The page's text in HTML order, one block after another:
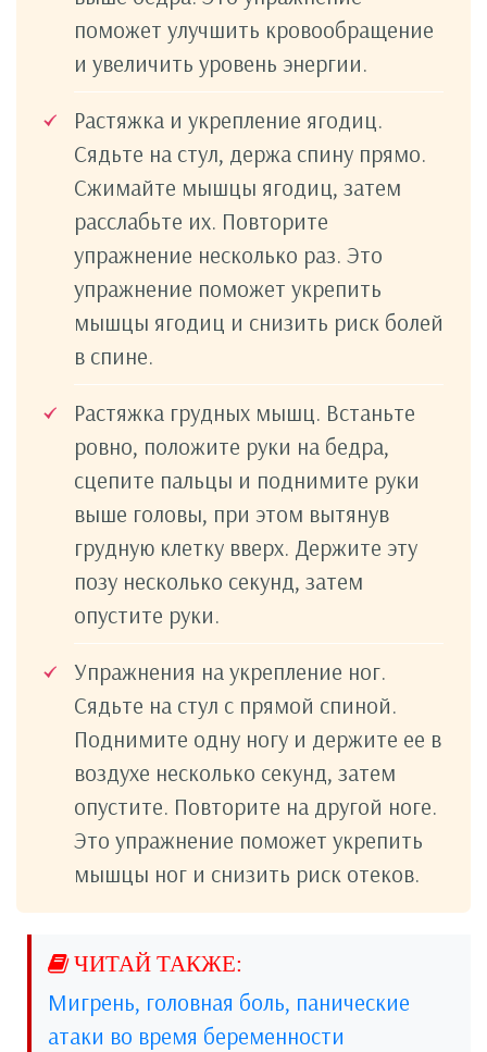
поможет улучшить кровообращение
и увеличить уровень энергии.
Растяжка и укрепление ягодиц.
Сядьте на стул, держа спину прямо.
Сжимайте мышцы ягодиц, затем
расслабьте их. Повторите
упражнение несколько раз. Это
упражнение поможет укрепить
мышцы ягодиц и снизить риск болей
в спине.
Растяжка грудных мышц. Встаньте
ровно, положите руки на бедра,
сцепите пальцы и поднимите руки
выше головы, при этом вытянув
грудную клетку вверх. Держите эту
позу несколько секунд, затем
опустите руки.
Упражнения на укрепление ног.
Сядьте на стул с прямой спиной.
Поднимите одну ногу и держите ее в
воздухе несколько секунд, затем
опустите. Повторите на другой ноге.
Это упражнение поможет укрепить
мышцы ног и снизить риск отеков.
Мигрень, головная боль, панические
атаки во время беременности